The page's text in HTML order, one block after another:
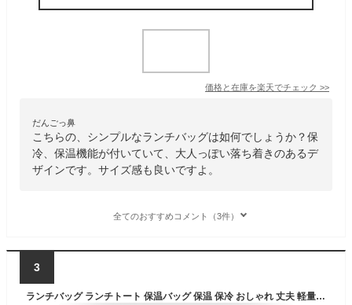
価格と在庫を楽天でチェック >>
だんごっ鼻
こちらの、シンプルなランチバッグは如何でしょうか？保
冷、保温機能が付いていて、大人っぽい落ち着きのあるデ
ザインです。サイズ感も良いですよ。
全てのおすすめコメント（3件）
3
ランチバッグ ランチトート 保温バッグ 保温 保冷 おしゃれ 丈夫 軽量 保冷バッグ お弁当 保冷ランチバッグ バッグ お弁当袋 ランチバック ファスナー レジャー マチ 広い おしゃれ レディース メンズ お出掛け プレゼント ギフト ラッピング【早い 楽天倉庫出荷 送料無料】